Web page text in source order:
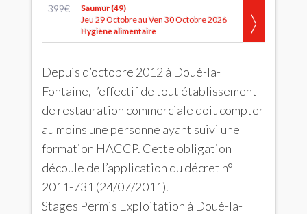
399€
Saumur (49)
Jeu 29 Octobre au Ven 30 Octobre 2026
Hygiène alimentaire
Depuis d’octobre 2012 à Doué-la-
Fontaine, l’effectif de tout établissement
de restauration commerciale doit compter
au moins une personne ayant suivi une
formation HACCP. Cette obligation
découle de l’application du décret n°
2011-731 (24/07/2011).
Stages Permis Exploitation à Doué-la-